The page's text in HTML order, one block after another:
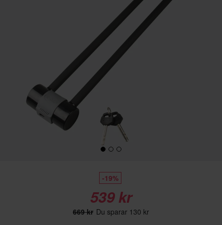
-19%
539 kr
669 kr Du sparar 130 kr